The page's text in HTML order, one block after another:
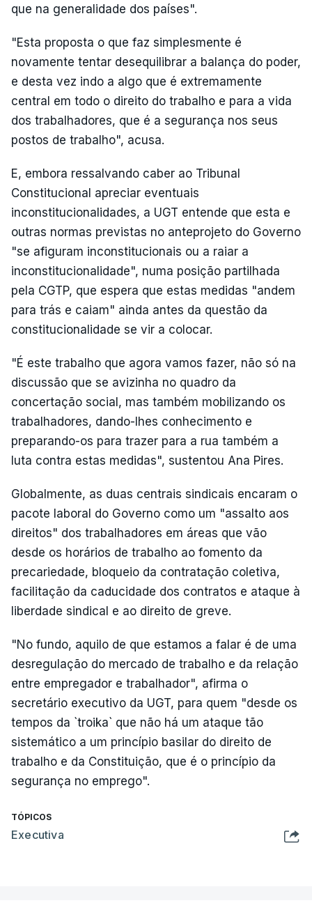
que na generalidade dos países".
"Esta proposta o que faz simplesmente é
novamente tentar desequilibrar a balança do poder,
e desta vez indo a algo que é extremamente
central em todo o direito do trabalho e para a vida
dos trabalhadores, que é a segurança nos seus
postos de trabalho", acusa.
E, embora ressalvando caber ao Tribunal
Constitucional apreciar eventuais
inconstitucionalidades, a UGT entende que esta e
outras normas previstas no anteprojeto do Governo
"se afiguram inconstitucionais ou a raiar a
inconstitucionalidade", numa posição partilhada
pela CGTP, que espera que estas medidas "andem
para trás e caiam" ainda antes da questão da
constitucionalidade se vir a colocar.
"É este trabalho que agora vamos fazer, não só na
discussão que se avizinha no quadro da
concertação social, mas também mobilizando os
trabalhadores, dando-lhes conhecimento e
preparando-os para trazer para a rua também a
luta contra estas medidas", sustentou Ana Pires.
Globalmente, as duas centrais sindicais encaram o
pacote laboral do Governo como um "assalto aos
direitos" dos trabalhadores em áreas que vão
desde os horários de trabalho ao fomento da
precariedade, bloqueio da contratação coletiva,
facilitação da caducidade dos contratos e ataque à
liberdade sindical e ao direito de greve.
"No fundo, aquilo de que estamos a falar é de uma
desregulação do mercado de trabalho e da relação
entre empregador e trabalhador", afirma o
secretário executivo da UGT, para quem "desde os
tempos da `troika` que não há um ataque tão
sistemático a um princípio basilar do direito de
trabalho e da Constituição, que é o princípio da
segurança no emprego".
TÓPICOS
Executiva